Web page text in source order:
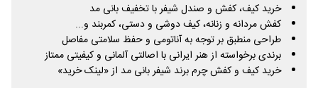
خرید کیف، کفش و صندل شیفر با تخفیف بانی مد
کفش مردانه و زنانه، کیف دوشی و دستی، کمربند و...
طراحی منطبق بر توجه به آناتومی و حفظ سلامتی مفاصل
برندی برخواسته از هنر ایرانی با اصالتی آلمانی و کیفیتی ممتاز
خرید کیف و کفش چرم برند شیفر بانی مد از «لینک خرید»